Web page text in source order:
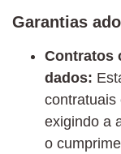
Garantias
Contratos
dados:
contratuais
exigindo a
o